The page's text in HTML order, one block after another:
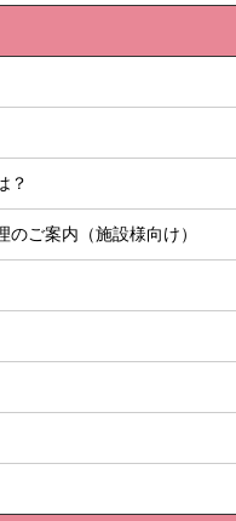
？
のご案内（施設様向け）